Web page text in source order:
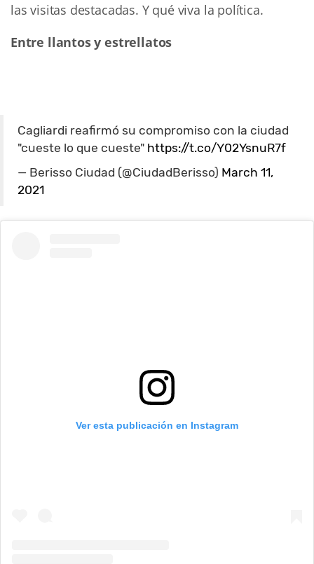
las visitas destacadas. Y qué viva la política.
Entre llantos y estrellatos
Cagliardi reafirmó su compromiso con la ciudad
"cueste lo que cueste" https://t.co/Y02YsnuR7f
— Berisso Ciudad (@CiudadBerisso) March 11,
2021
Ver esta publicación en Instagram